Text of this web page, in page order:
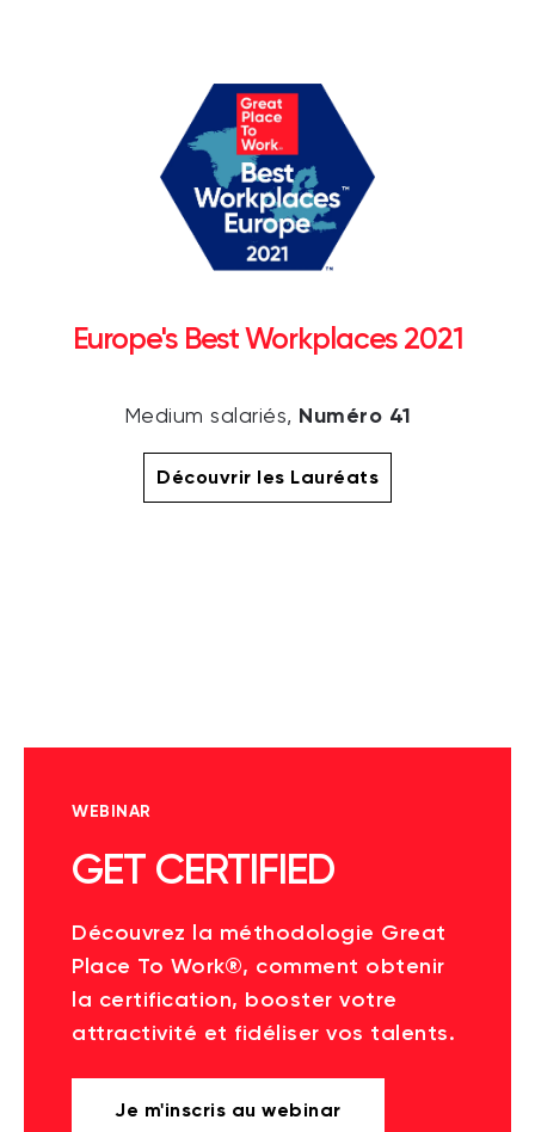
Europe's Best Workplaces 2021
Medium salariés, Numéro 41
Découvrir les Lauréats
WEBINAR
GET CERTIFIED
Découvrez la méthodologie Great
Place To Work®, comment obtenir
la certification, booster votre
attractivité et fidéliser vos talents.
Je m'inscris au webinar